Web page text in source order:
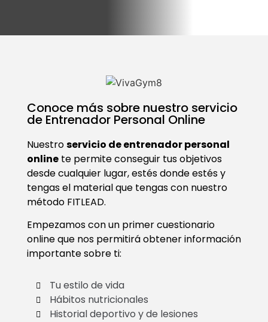
Conoce más sobre nuestro servicio
de Entrenador Personal Online
Nuestroservicio de entrenador personal
online te permite conseguir tus objetivos
desde cualquier lugar, estés donde estés y
tengas el material que tengas con nuestro
método FITLEAD.
Empezamos con un primer cuestionario
online que nos permitirá obtener información
importante sobre ti:
Tu estilo de vida
Hábitos nutricionales
Historial deportivo y de lesiones